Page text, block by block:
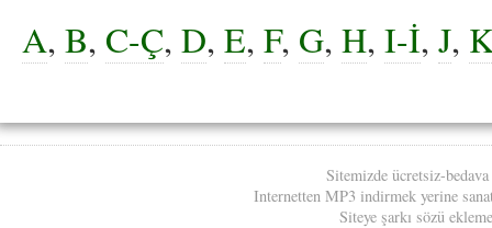
A, B, C-Ç, D, E, F, G, H, I-İ, J,
Sitemizde ücretsiz-
Internetten MP3 indirmek yerine
Siteye şarkı sözü